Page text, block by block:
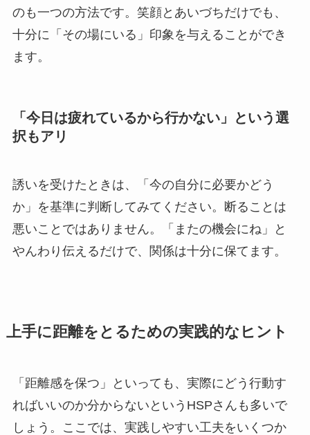
のも一つの方法です。笑顔とあいづちだけでも、
十分に「その場にいる」印象を与えることができ
ます。
「今日は疲れているから行かない」という選
択もアリ
誘いを受けたときは、「今の自分に必要かどう
か」を基準に判断してみてください。断ることは
悪いことではありません。「またの機会にね」と
やんわり伝えるだけで、関係は十分に保てます。
上手に距離をとるための実践的なヒント
「距離感を保つ」といっても、実際にどう行動す
ればいいのか分からないというHSPさんも多いで
しょう。ここでは、実践しやすい工夫をいくつか